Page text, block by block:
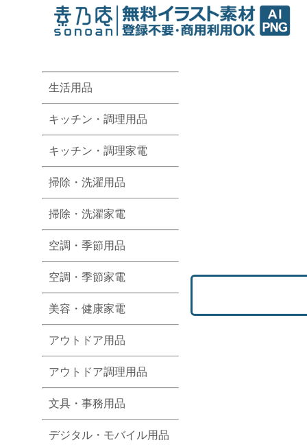
生活用品
キッチン・調理用品
キッチン・調理家電
掃除・洗濯用品
掃除・洗濯家電
空調・季節用品
空調・季節家電
美容・健康家電
アウトドア用品
アウトドア調理用品
文具・事務用品
デジタル・モバイル用品